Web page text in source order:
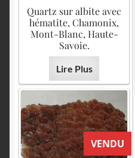
Quartz sur albite avec
hématite, Chamonix,
Mont-Blanc, Haute-
Savoie.
Lire Plus
VENDU